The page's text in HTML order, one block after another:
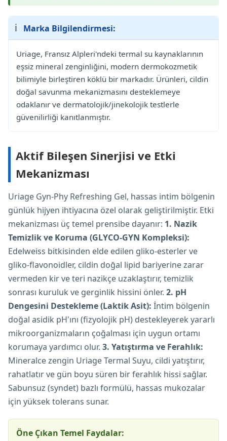
ℹ️ Marka Bilgilendirmesi:
Uriage, Fransız Alpleri'ndeki termal su kaynaklarının
eşsiz mineral zenginliğini, modern dermokozmetik
bilimiyle birleştiren köklü bir markadır. Ürünleri, cildin
doğal savunma mekanizmasını desteklemeye
odaklanır ve dermatolojik/jinekolojik testlerle
güvenilirliği kanıtlanmıştır.
Aktif Bileşen Sinerjisi ve Etki
Mekanizması
Uriage Gyn-Phy Refreshing Gel, hassas intim bölgenin
günlük hijyen ihtiyacına özel olarak geliştirilmiştir. Etki
mekanizması üç temel prensibe dayanır: 1. Nazik
Temizlik ve Koruma (GLYCO-GYN Kompleksi):
Edelweiss bitkisinden elde edilen gliko-esterler ve
gliko-flavonoidler, cildin doğal lipid bariyerine zarar
vermeden kir ve teri nazikçe uzaklaştırır, temizlik
sonrası kuruluk ve gerginlik hissini önler. 2. pH
Dengesini Destekleme (Laktik Asit): İntim bölgenin
doğal asidik pH'ını (fizyolojik pH) destekleyerek yararlı
mikroorganizmaların çoğalması için uygun ortamı
korumaya yardımcı olur. 3. Yatıştırma ve Ferahlık:
Mineralce zengin Uriage Termal Suyu, cildi yatıştırır,
rahatlatır ve gün boyu süren bir ferahlık hissi sağlar.
Sabunsuz (syndet) bazlı formülü, hassas mukozalar
için yüksek tolerans sunar.
Öne Çıkan Temel Faydalar: